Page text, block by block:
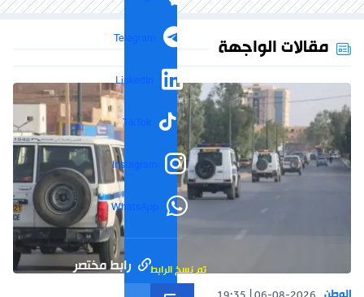
Telegram
LinkedIn
TikTok
Instagram
WhatsApp
رابط مختصر تم نسخ الرابط
مقالات الواجهة